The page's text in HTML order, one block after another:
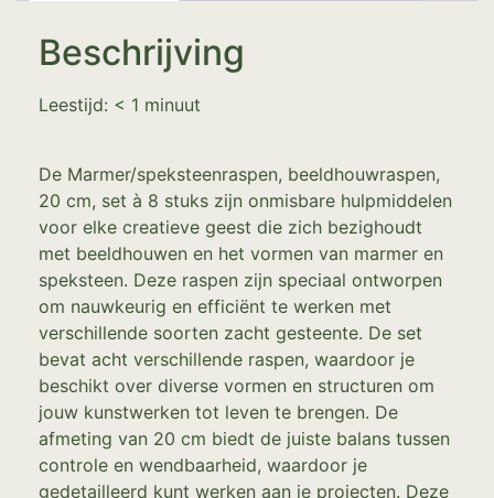
Beschrijving
Leestijd: < 1 minuut
De Marmer/speksteenraspen, beeldhouwraspen,
20 cm, set à 8 stuks zijn onmisbare hulpmiddelen
voor elke creatieve geest die zich bezighoudt
met beeldhouwen en het vormen van marmer en
speksteen. Deze raspen zijn speciaal ontworpen
om nauwkeurig en efficiënt te werken met
verschillende soorten zacht gesteente. De set
bevat acht verschillende raspen, waardoor je
beschikt over diverse vormen en structuren om
jouw kunstwerken tot leven te brengen. De
afmeting van 20 cm biedt de juiste balans tussen
controle en wendbaarheid, waardoor je
gedetailleerd kunt werken aan je projecten. Deze